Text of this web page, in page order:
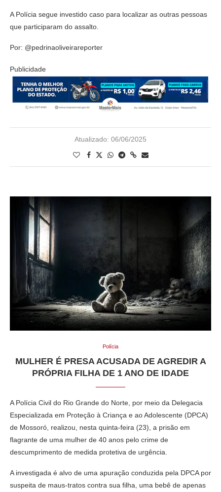
A Polícia segue investido caso para localizar as outras pessoas
que participaram do assalto.
Por: @pedrinaoliveirareporter
Publicidade
Atualizado: 06/06/2025
Polícia
MULHER É PRESA ACUSADA DE AGREDIR A
PRÓPRIA FILHA DE 1 ANO DE IDADE
A Polícia Civil do Rio Grande do Norte, por meio da Delegacia
Especializada em Proteção à Criança e ao Adolescente (DPCA)
de Mossoró, realizou, nesta quinta-feira (23), a prisão em
flagrante de uma mulher de 40 anos pelo crime de
descumprimento de medida protetiva de urgência.
A investigada é alvo de uma apuração conduzida pela DPCA por
suspeita de maus-tratos contra sua filha, uma bebê de apenas